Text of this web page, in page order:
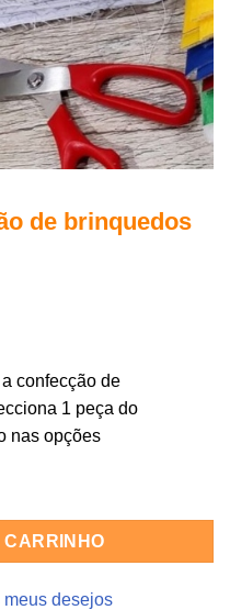
de brinquedos
confecção de
1 peça do
nas opções
desejos